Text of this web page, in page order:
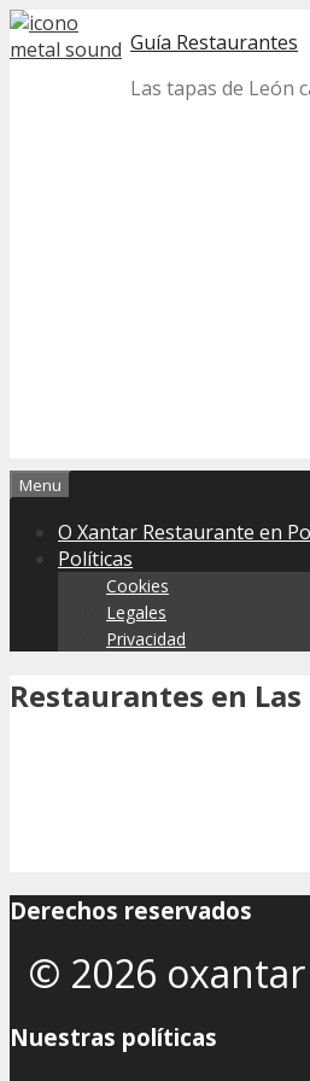
Skip
to
Guía Restaurantes
Las tapas de León
Menu
O Xantar Restaurante en
Políticas
Cookies
Legales
Privacidad
Restaurantes en
Derechos reservados
© 2026 oxantar
Nuestras políticas